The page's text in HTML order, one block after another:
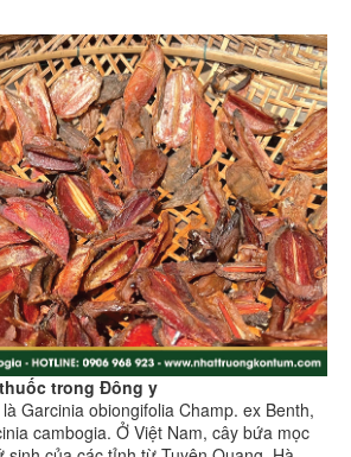
trong Đông y
Garcinia obiongifolia Champ. ex Benth,
cambogia. Ở Việt Nam, cây bứa mọc